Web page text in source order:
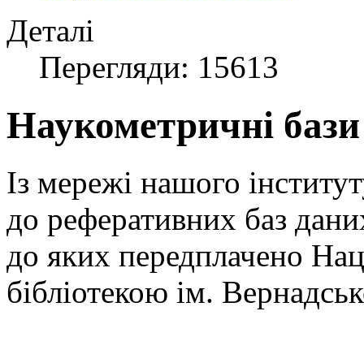
Деталі
Перегляди: 15613
Наукометричні бази
Із мережі нашого
до реферативних баз
до яких передплачено
бібліотекою ім.